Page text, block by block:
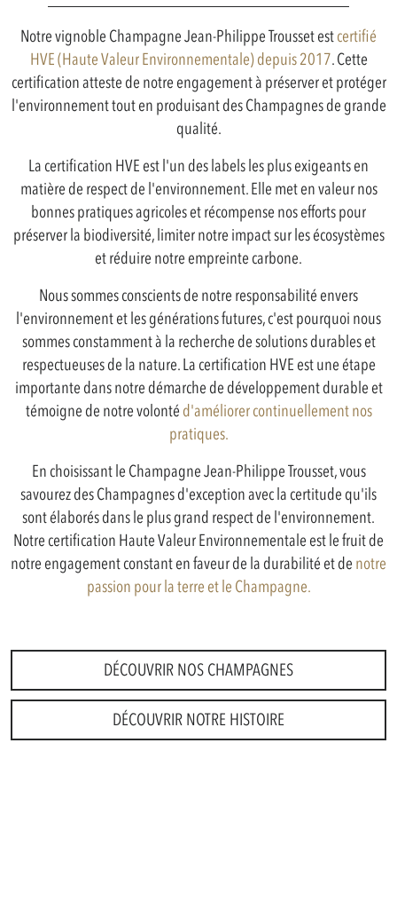
Notre vignoble Champagne Jean-Philippe Trousset estcertifié
HVE (Haute Valeur Environnementale) depuis 2017. Cette
certification atteste de notre engagement à préserver et protéger
l'environnement tout en produisant des Champagnes de grande
qualité.
La certification HVE est l'un des labels les plus exigeants en
matière de respect de l'environnement. Elle met en valeur nos
bonnes pratiques agricoles et récompense nos efforts pour
préserver la biodiversité, limiter notre impact sur les écosystèmes
et réduire notre empreinte carbone.
Nous sommes conscients de notre responsabilité envers
l'environnement et les générations futures, c'est pourquoi nous
sommes constamment à la recherche de solutions durables et
respectueuses de la nature. La certification HVE est une étape
importante dans notre démarche de développement durable et
témoigne de notre volontéd'améliorer continuellement nos
pratiques.
En choisissant le Champagne Jean-Philippe Trousset, vous
savourez des Champagnes d'exception avec la certitude qu'ils
sont élaborés dans le plus grand respect de l'environnement.
Notre certification Haute Valeur Environnementale est le fruit de
notre engagement constant en faveur de la durabilité et denotre
passion pour la terre et le Champagne.
DÉCOUVRIR NOS CHAMPAGNES
DÉCOUVRIR NOTRE HISTOIRE